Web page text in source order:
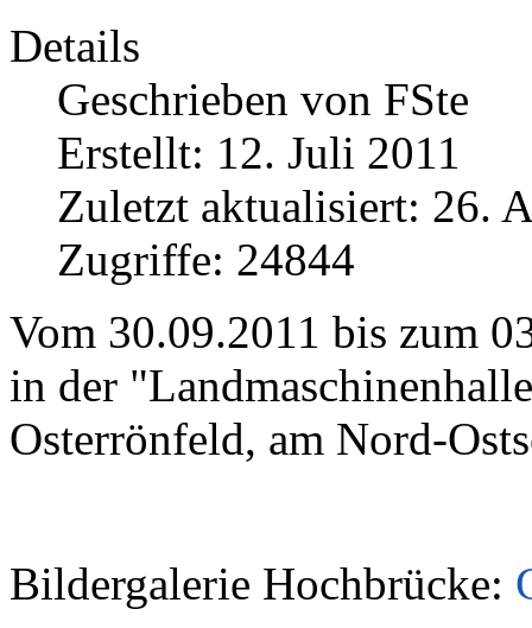
Details
Geschrieben von FSte
Erstellt: 12. Juli 2011
Zuletzt aktualisiert: 26.
Zugriffe: 24844
Vom 30.09.2011 bis zum
in der
Osterrönfeld, am Nord-
Bildergalerie Hochbrücke: